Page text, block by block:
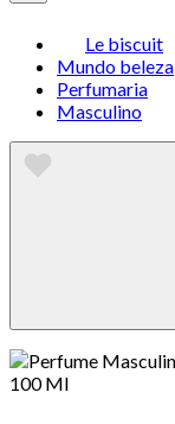
Le biscuit
Mundo beleza
Perfumaria
Masculino